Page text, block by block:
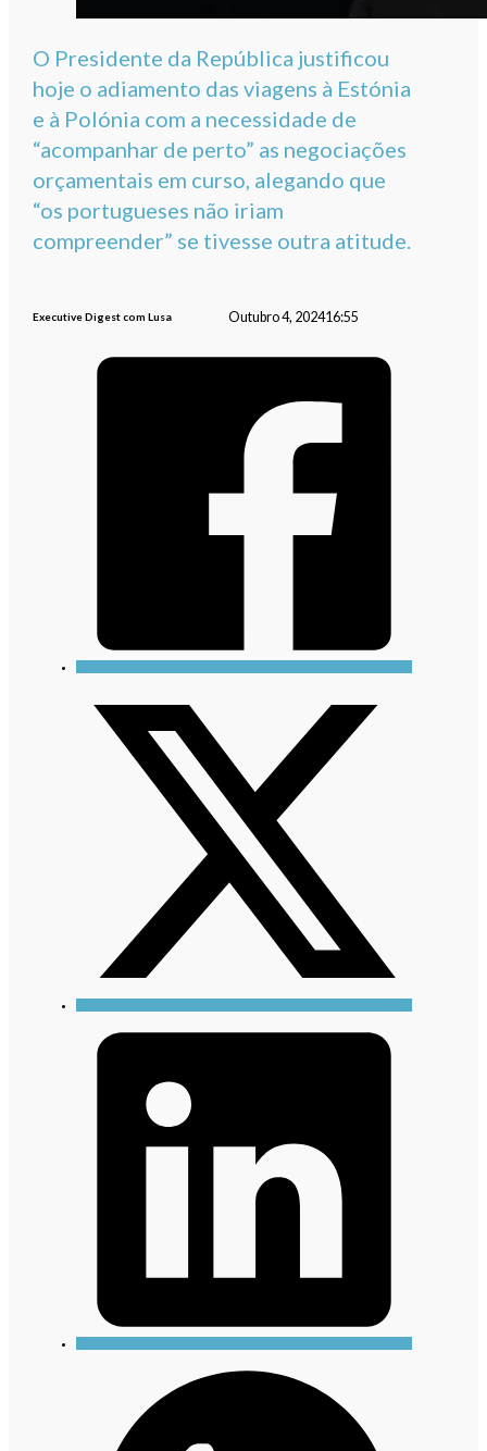
O Presidente da República justificou
hoje o adiamento das viagens à Estónia
e à Polónia com a necessidade de
“acompanhar de perto” as negociações
orçamentais em curso, alegando que
“os portugueses não iriam
compreender” se tivesse outra atitude.
Executive Digest com Lusa Outubro 4, 202416:55